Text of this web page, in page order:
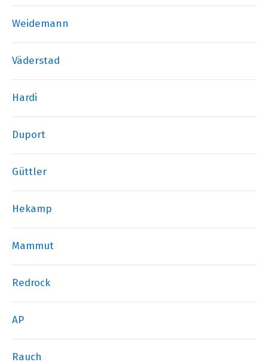
Weidemann
Väderstad
Hardi
Duport
Güttler
Hekamp
Mammut
Redrock
AP
Rauch